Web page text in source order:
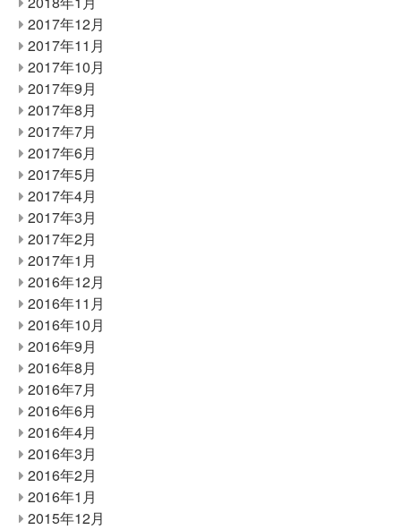
2017年12月
2017年11月
2017年10月
2017年9月
2017年8月
2017年7月
2017年6月
2017年5月
2017年4月
2017年3月
2017年2月
2017年1月
2016年12月
2016年11月
2016年10月
2016年9月
2016年8月
2016年7月
2016年6月
2016年4月
2016年3月
2016年2月
2016年1月
2015年12月